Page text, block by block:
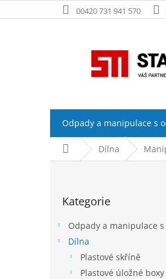
na
00420 731 941 570
Odpady a manipulace s
Domů Dílna
kategorie
Kategorie
Odpady a manipulace
Dílna
Plastové skříně
Plastové úložné boxy